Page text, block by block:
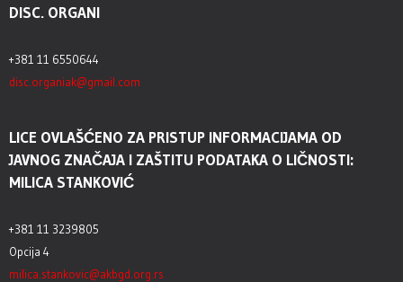
DISC. ORGANI
+381 11 6550644
disc.organiak@gmail.com
LICE OVLAŠĆENO ZA PRISTUP INFORMACIJAMA OD
JAVNOG ZNAČAJA I ZAŠTITU PODATAKA O LIČNOSTI:
MILICA STANKOVIĆ
+381 11 3239805
Opcija 4
milica.stankovic@akbgd.org.rs